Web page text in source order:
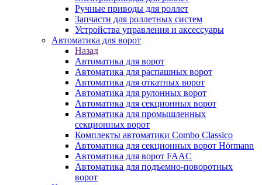
Ручные приводы для роллет
Запчасти для роллетных систем
Устройства управления и аксессуары
Автоматика для ворот
Назад
Автоматика для ворот
Автоматика для распашных ворот
Автоматика для откатных ворот
Автоматика для рулонных ворот
Автоматика для секционных ворот
Автоматика для промышленных
секционных ворот
Комплекты автоматики Combo Classico
Автоматика для секционных ворот Hörmann
Автоматика для ворот FAAC
Автоматика для подъемно-поворотных
ворот